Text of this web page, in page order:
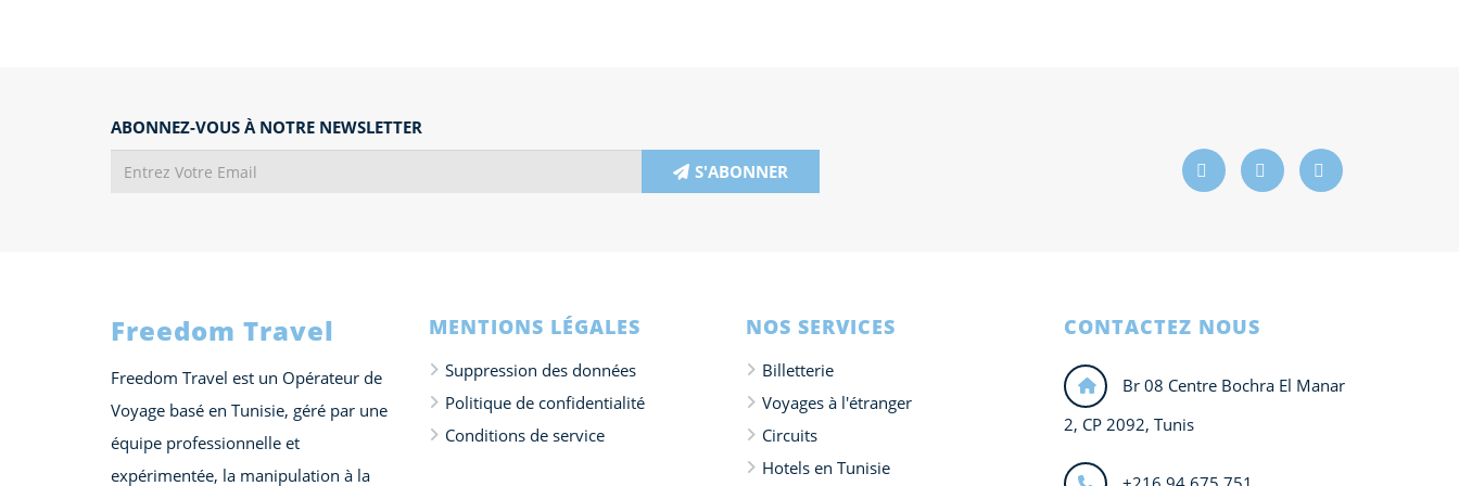
ABONNEZ-VOUS À NOTRE NEWSLETTER
S'ABONNER
Freedom Travel
Freedom Travel est un Opérateur de
Voyage basé en Tunisie, géré par une
équipe professionnelle et
expérimentée, la manipulation à la
MENTIONS LÉGALES
Suppression des données
Politique de confidentialité
Conditions de service
NOS SERVICES
Billetterie
Voyages à l'étranger
Circuits
Hotels en Tunisie
CONTACTEZ NOUS
Br 08 Centre Bochra El Manar
2, CP 2092, Tunis